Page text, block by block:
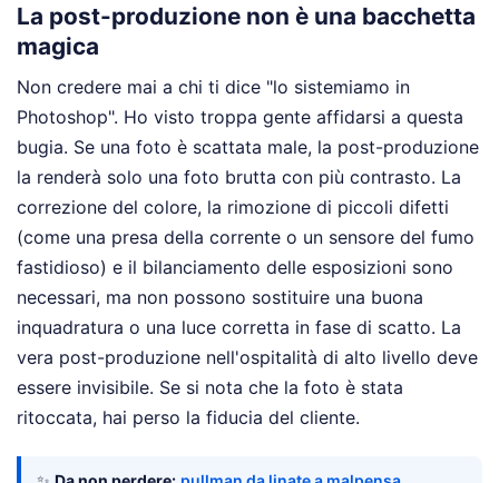
La post-produzione non è una bacchetta
magica
Non credere mai a chi ti dice "lo sistemiamo in
Photoshop". Ho visto troppa gente affidarsi a questa
bugia. Se una foto è scattata male, la post-produzione
la renderà solo una foto brutta con più contrasto. La
correzione del colore, la rimozione di piccoli difetti
(come una presa della corrente o un sensore del fumo
fastidioso) e il bilanciamento delle esposizioni sono
necessari, ma non possono sostituire una buona
inquadratura o una luce corretta in fase di scatto. La
vera post-produzione nell'ospitalità di alto livello deve
essere invisibile. Se si nota che la foto è stata
ritoccata, hai perso la fiducia del cliente.